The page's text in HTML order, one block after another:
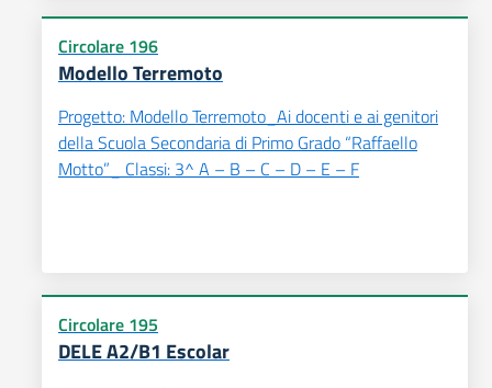
Circolare 196
Modello Terremoto
Progetto: Modello Terremoto_Ai docenti e ai genitori
della Scuola Secondaria di Primo Grado “Raffaello
Motto”_ Classi: 3^ A – B – C – D – E – F
Circolare 195
DELE A2/B1 Escolar